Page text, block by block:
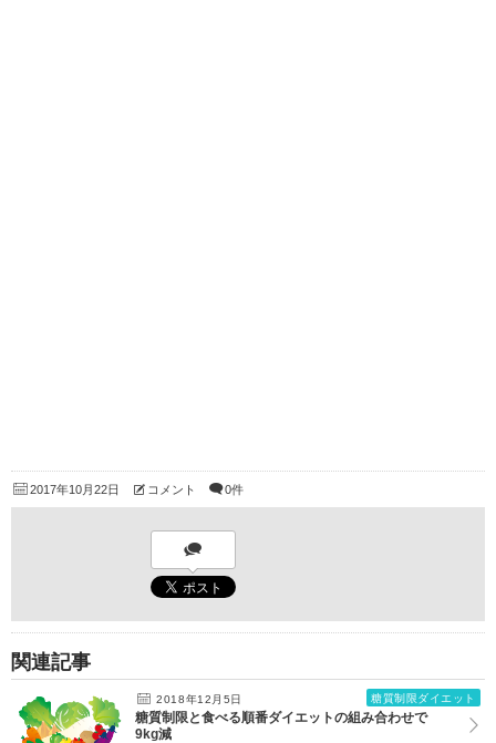
2017年10月22日 コメント 0件
関連記事
2018年12月5日 糖質制限ダイエット
糖質制限と食べる順番ダイエットの組み合わせで
9kg減